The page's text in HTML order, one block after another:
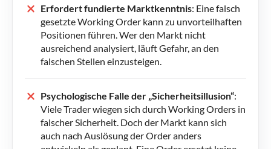
Erfordert fundierte Marktkenntnis: Eine falsch
gesetzte Working Order kann zu unvorteilhaften
Positionen führen. Wer den Markt nicht
ausreichend analysiert, läuft Gefahr, an den
falschen Stellen einzusteigen.
Psychologische Falle der „Sicherheitsillusion“:
Viele Trader wiegen sich durch Working Orders in
falscher Sicherheit. Doch der Markt kann sich
auch nach Auslösung der Order anders